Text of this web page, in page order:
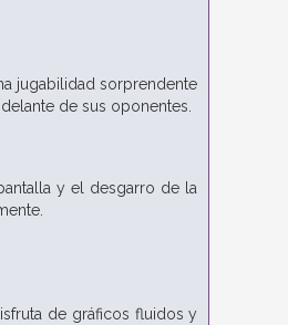
jugabilidad sorprendente
de sus oponentes.
y el desgarro de la
de gráficos fluidos y